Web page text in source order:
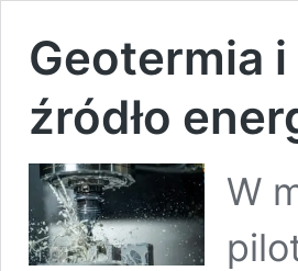
Geotermia
źródło
W